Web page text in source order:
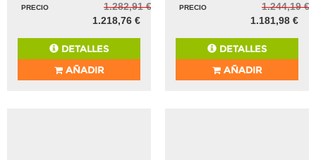
PRECIO
1.282,91 €
1.218,76 €
DETALLES
AÑADIR
PRECIO
1.244,19 €
1.181,98 €
DETALLES
AÑADIR